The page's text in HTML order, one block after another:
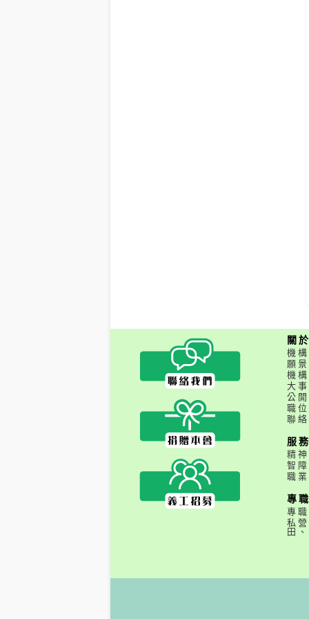
關
機
願
機
大
公
職
聯
服
精
智
職
專
專
私
田